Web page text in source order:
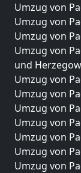
Umzug von
Umzug von
Umzug von
Umzug von
und
Umzug von
Umzug von
Umzug von
Umzug von
Umzug von
Umzug von
Umzug von